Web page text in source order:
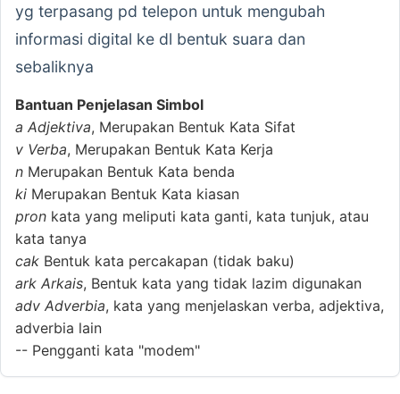
yg terpasang pd telepon untuk mengubah
informasi digital ke dl bentuk suara dan
sebaliknya
Bantuan Penjelasan Simbol
a Adjektiva, Merupakan Bentuk Kata Sifat
v Verba, Merupakan Bentuk Kata Kerja
n Merupakan Bentuk Kata benda
ki Merupakan Bentuk Kata kiasan
pron kata yang meliputi kata ganti, kata tunjuk, atau
kata tanya
cak Bentuk kata percakapan (tidak baku)
ark Arkais, Bentuk kata yang tidak lazim digunakan
adv Adverbia, kata yang menjelaskan verba, adjektiva,
adverbia lain
-- Pengganti kata "modem"